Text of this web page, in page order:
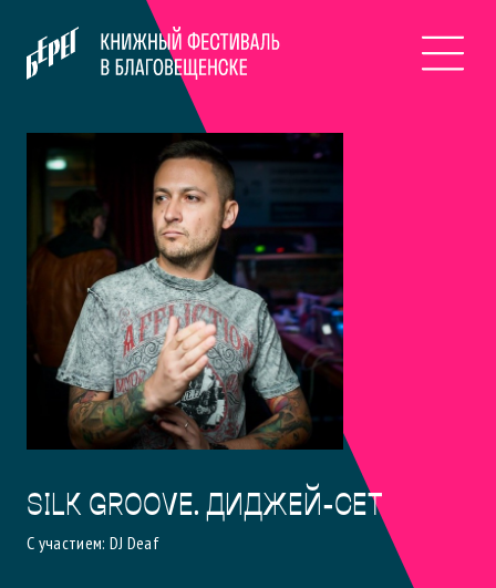
SILK GROOVE. ДИДЖЕЙ-СЕТ
С участием: DJ Deaf